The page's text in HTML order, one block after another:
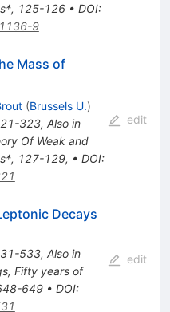
125-126• DOI:
9
Mass of
(Brussels U.)
323, Also in
Of Weak and
127-129, • DOI:
edit
Decays
533, Also in
Fifty years of
649• DOI:
edit